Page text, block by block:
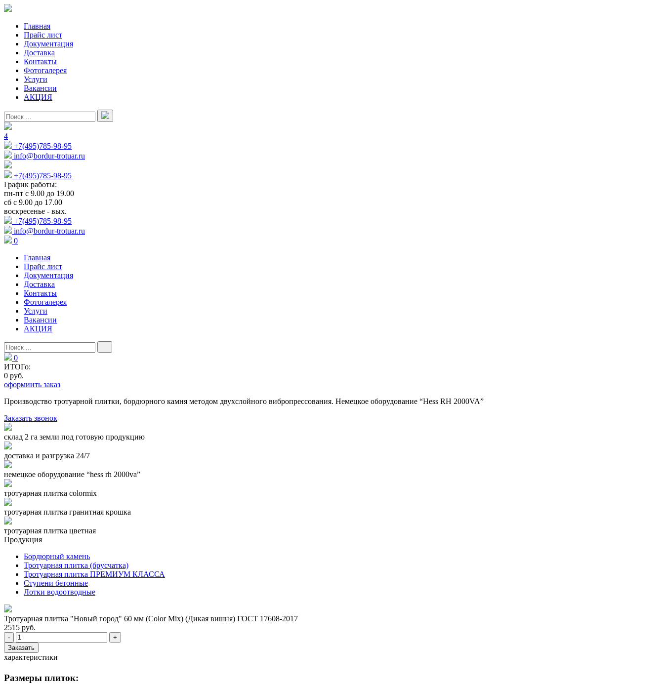
Главная
Прайс лист
Документация
Доставка
Контакты
Фотогалерея
Услуги
Вакансии
АКЦИЯ
4
+7(495)785-98-95
info@bordur-trotuar.ru
+7(495)785-98-95
График работы:
пн-пт с 9.00 до 19.00
сб с 9.00 до 17.00
воскресенье - вых.
+7(495)785-98-95
info@bordur-trotuar.ru
0
Главная
Прайс лист
Документация
Доставка
Контакты
Фотогалерея
Услуги
Вакансии
АКЦИЯ
0
ИТОГо:
0 руб.
оформиить заказ
Производство тротуарной плитки, бордюрного камня методом двухслойного вибропресcования. Немецкое оборудование “Hess RH 2000VA”
Заказать звонок
склад 2 га земли под готовую продукцию
доставка и разгрузка 24/7
немецкое оборудование “hess rh 2000va”
тротуарная плитка colormix
тротуарная плитка гранитная крошка
тротуарная плитка цветная
Продукция
Бордюрный камень
Тротуарная плитка (брусчатка)
Тротуарная плитка ПРЕМИУМ КЛАССА
Ступени бетонные
Лотки водоотводные
Тротуарная плитка "Новый город" 60 мм (Color Mix) (Дикая вишня) ГОСТ 17608-2017
2515 руб.
-
+
Заказать
характеристики
Размеры плиток: